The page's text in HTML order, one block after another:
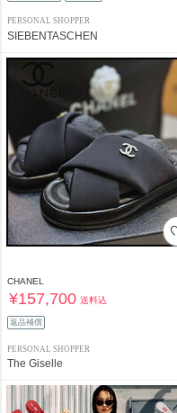
PERSONAL SHOPPER
SIEBENTASCHEN
CHANEL
¥157,700 送料込
返品補償
PERSONAL SHOPPER
The Giselle